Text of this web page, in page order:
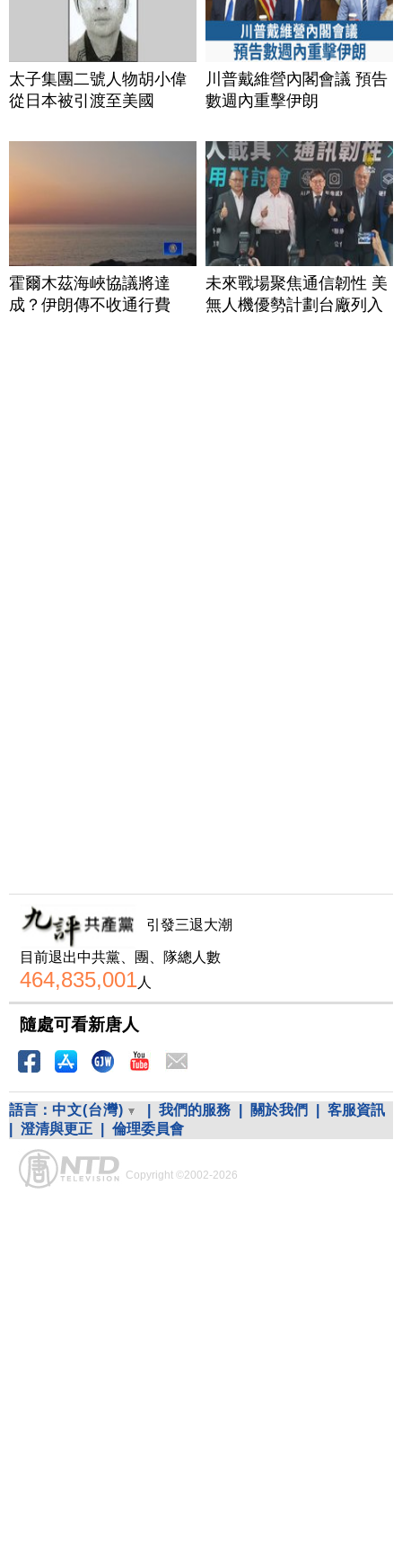
太子集團二號人物胡小偉
從日本被引渡至美國
川普戴維營內閣會議 預告
數週內重擊伊朗
霍爾木茲海峽協議將達
成？伊朗傳不收通行費
未來戰場聚焦通信韌性 美
無人機優勢計劃台廠列入
引發三退大潮
目前退出中共黨、團、隊總人數
464,835,001人
隨處可看新唐人
語言： 中文(台灣) 我們的服務 關於我們
客服資訊
澄清與更正 倫理委員會
Copyright ©2002-2026